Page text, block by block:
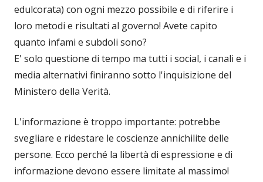
edulcorata) con ogni mezzo possibile e di riferire i
loro metodi e risultati al governo! Avete capito
quanto infami e subdoli sono?
E' solo questione di tempo ma tutti i social, i canali e i
media alternativi finiranno sotto l'inquisizione del
Ministero della Verità.
L'informazione è troppo importante: potrebbe
svegliare e ridestare le coscienze annichilite delle
persone. Ecco perché la libertà di espressione e di
informazione devono essere limitate al massimo!